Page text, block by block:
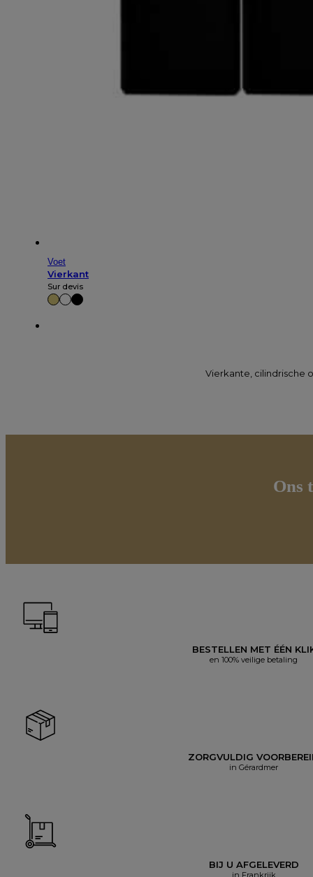
Voet
Vierkant
Sur devis
Vierkante, cilindrische
Ons
BESTELLEN MET ÉÉN
en 100% veilige betaling
ZORGVULDIG
in Gérardmer
BIJ U AFGELEVERD
in Frankrijk